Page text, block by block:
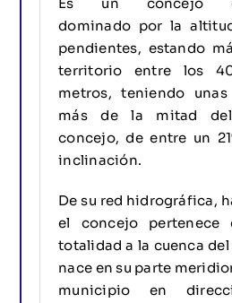
Es un concejo
dominado por la
pendientes, estando
territorio entre los
metros, teniendo
más de la mitad
concejo, de entre un
inclinación.
De su red hidrográfica,
el concejo pertenece
totalidad a la cuenca
nace en su parte
municipio en